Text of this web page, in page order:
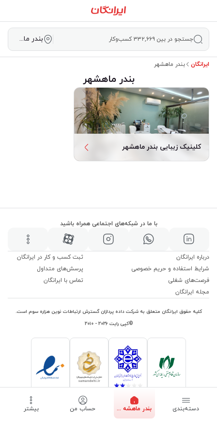
جستجو در بین ۳۳۲,۶۶۹ کسب‌وکار بندر ماهشهر
ایرانگان بندر ماهشهر
بندر ماهشهر
کلینیک زیبایی بندر ماهشهر
با ما در شبکه‌های اجتماعی همراه باشید
درباره ایرانگان
شرایط استفاده و حریم خصوصی
فرصت‌های شغلی
مجله ایرانگان
ثبت کسب و کار در ایرانگان
پرسش‌های متداول
تماس با ایرانگان
کلیه حقوق ایرانگان متعلق به شرکت داده پردازان گسترش ارتباطات نوین هزاره سوم است.
©کپی رایت ۲۰۲۶ - ۲۰۱۰
دسته‌بندی بندر ماهشه ... حساب من بیشتر